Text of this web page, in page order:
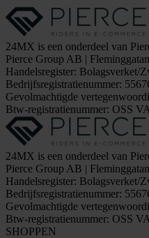
24MX is een onderdeel van
Pierce Group AB |
Handelsregister: Bolagsverket/
Bedrijfsregistratienummer:
Gevolmachtigde
Btw-registratienummer: OSS
24MX is een onderdeel van
Pierce Group AB |
Handelsregister: Bolagsverket/
Bedrijfsregistratienummer:
Gevolmachtigde
Btw-registratienummer: OSS
SHOPPEN